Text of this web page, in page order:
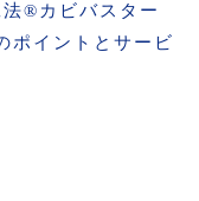
®カビバスター
ポイントとサービ